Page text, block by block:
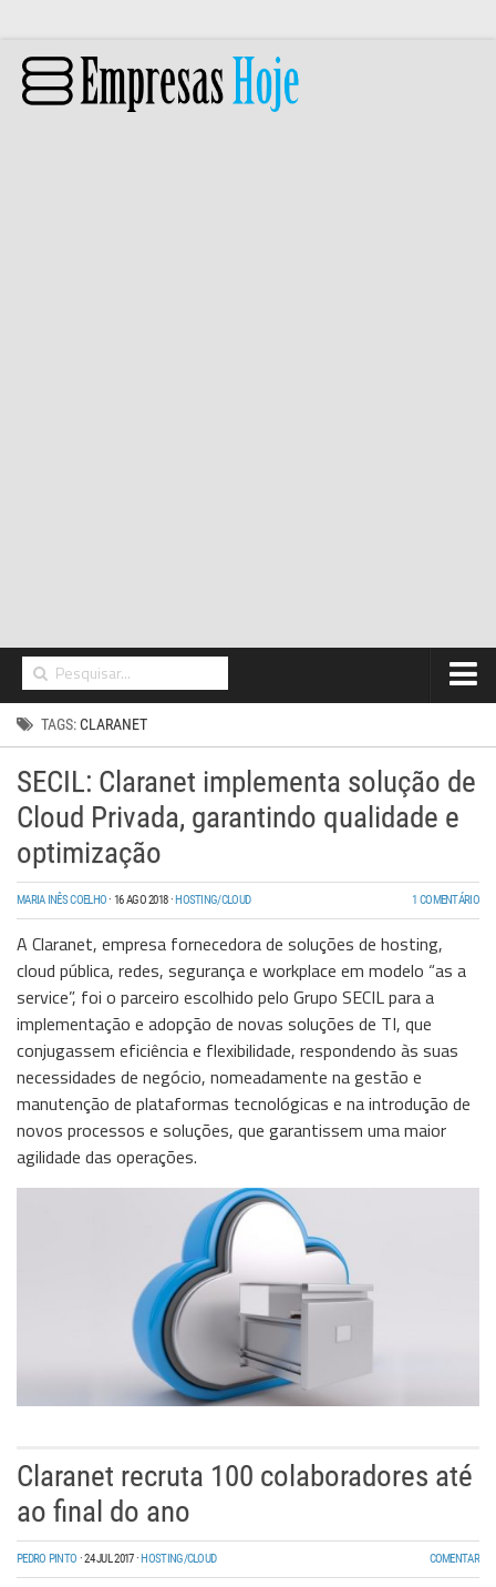
Home
Networking
Segurança
High Tech
Hosting/Cloud
Opinião
Storage
Wireless
Informação
TAGS:CLARANET
SECIL: Claranet implementa solução de
Cloud Privada, garantindo qualidade e
optimização
MARIA INÊS COELHO·16 AGO 2018·HOSTING/CLOUD 1 COMENTÁRIO
A Claranet, empresa fornecedora de soluções de hosting,
cloud pública, redes, segurança e workplace em modelo “as a
service”, foi o parceiro escolhido pelo Grupo SECIL para a
implementação e adopção de novas soluções de TI, que
conjugassem eficiência e flexibilidade, respondendo às suas
necessidades de negócio, nomeadamente na gestão e
manutenção de plataformas tecnológicas e na introdução de
novos processos e soluções, que garantissem uma maior
agilidade das operações.
Claranet recruta 100 colaboradores até
ao final do ano
PEDRO PINTO ·24 JUL 2017·HOSTING/CLOUD COMENTAR